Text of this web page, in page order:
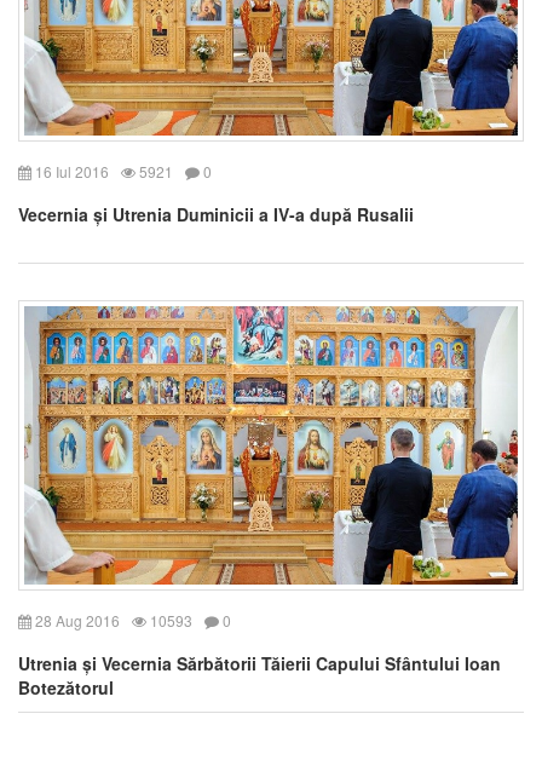
16 Iul 2016 5921 0
Vecernia și Utrenia Duminicii a IV-a după Rusalii
28 Aug 2016 10593 0
Utrenia și Vecernia Sărbătorii Tăierii Capului Sfântului Ioan
Botezătorul